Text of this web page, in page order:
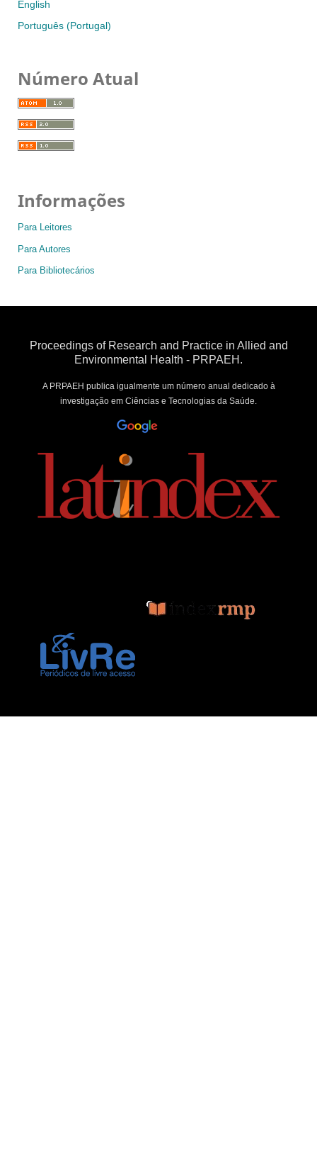
English
Português (Portugal)
Número Atual
Informações
Para Leitores
Para Autores
Para Bibliotecários
Proceedings of Research and Practice in Allied and
Environmental Health - PRPAEH.
A PRPAEH publica igualmente um número anual dedicado à
investigação em Ciências e Tecnologias da Saúde.